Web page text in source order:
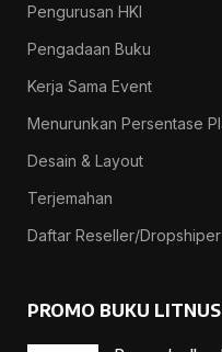
Pengurusan HKI
Pengadaan Buku
Kerja Sama Event
Menurunkan Persentase
Desain & Layout
Terjemahan
Daftar Reseller/Dropshiper
PROMO BUKU LITNUS